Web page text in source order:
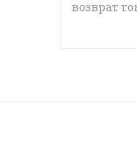
возврат